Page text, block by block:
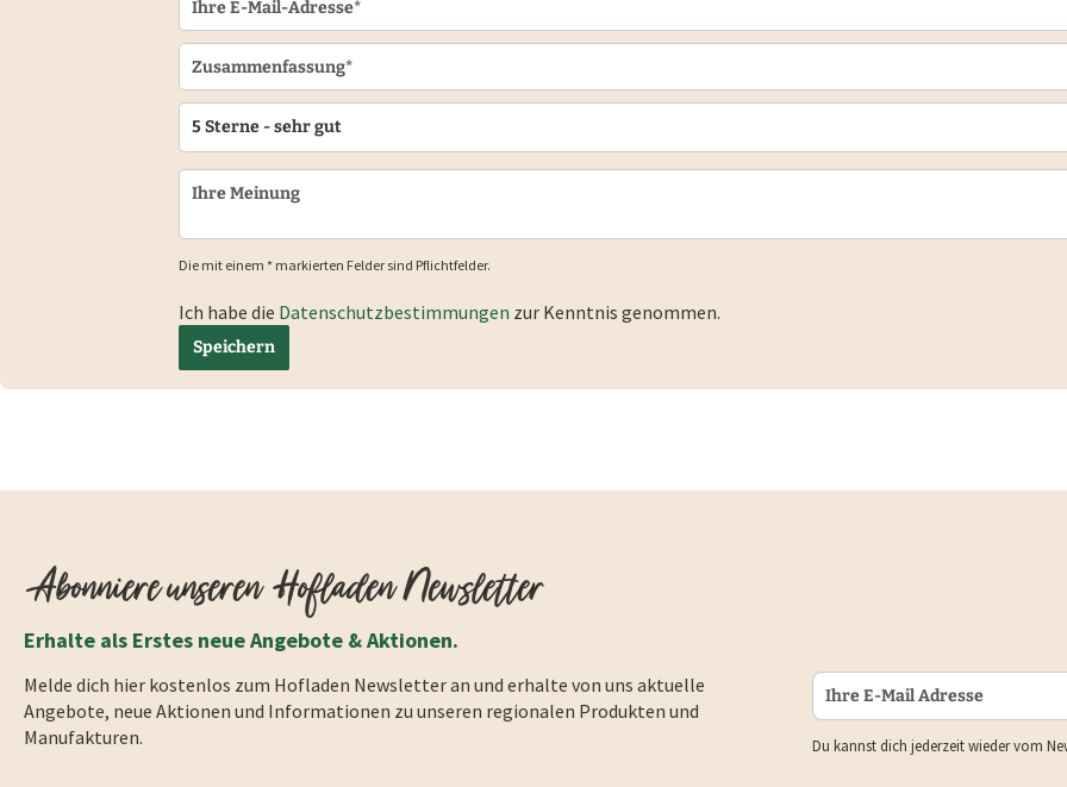
Die mit einem * markierten Felder sind Pflichtfelder.
Ich habe die Datenschutzbestimmungen zur Kenntnis genommen.
Speichern
Abonniere unseren Hofladen Newsletter
Erhalte als Erstes neue Angebote & Aktionen.
Melde dich hier kostenlos zum Hofladen Newsletter an und erhalte von uns aktuelle
Angebote, neue Aktionen und Informationen zu unseren regionalen Produkten und
Manufakturen.
Du kannst dich jederzeit wieder vom